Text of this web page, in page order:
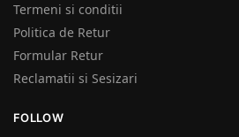
Termeni si conditii
Politica de Retur
Formular Retur
Reclamatii si Sesizari
FOLLOW